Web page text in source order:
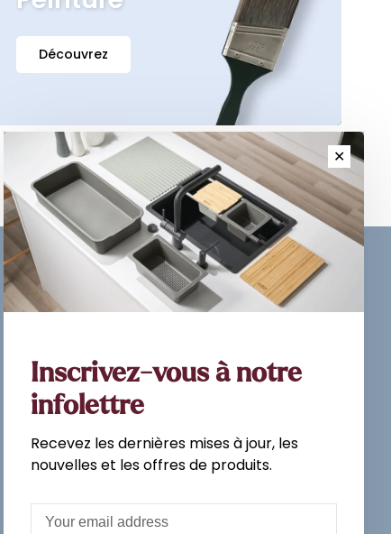
Découvrez
Sign up for our newsletter and
Subscribe
✕
Inscrivez-vous à notre
infolettre
Recevez les dernières mises à jour, les
nouvelles et les offres de produits.